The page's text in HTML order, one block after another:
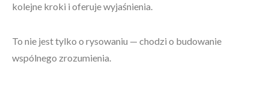
kolejne kroki i oferuje wyjaśnienia.
To nie jest tylko o rysowaniu — chodzi o budowanie
wspólnego zrozumienia.